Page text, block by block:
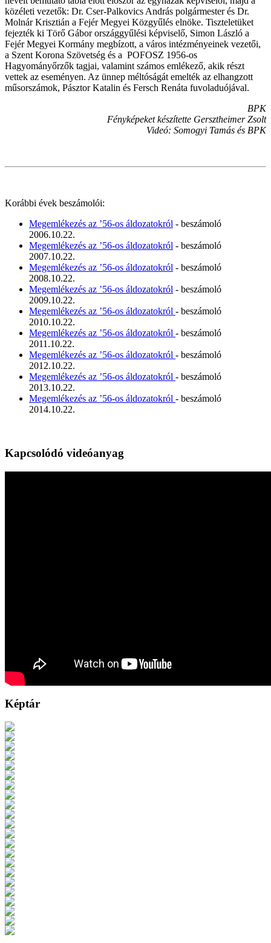
közéleti vezetők: Dr. Cser-Palkovics András polgármester és Dr.
Molnár Krisztián a Fejér Megyei Közgyűlés elnöke. Tiszteletüket
fejezték ki Törő Gábor országgyűlési képviselő, Simon László a
Fejér Megyei Kormány megbízott, a város intézményeinek vezetői,
a Szent Korona Szövetség és a POFOSZ 1956-os
Hagyományőrzők tagjai, valamint számos emlékező, akik részt
vettek az eseményen. Az ünnep méltóságát emelték az elhangzott
műsorszámok, Pásztor Katalin és Fersch Renáta fuvoladuójával.
BPK
Fényképeket készítette Gersztheimer Zsolt
Videó: Somogyi Tamás és BPK
Korábbi évek beszámolói:
Megemlékezés az ’56-os áldozatokról - beszámoló
2006.10.22.
Megemlékezés az ’56-os áldozatokról - beszámoló
2007.10.22.
Megemlékezés az ’56-os áldozatokról - beszámoló
2008.10.22.
Megemlékezés az ’56-os áldozatokról - beszámoló
2009.10.22.
Megemlékezés az ’56-os áldozatokról - beszámoló
2010.10.22.
Megemlékezés az ’56-os áldozatokról - beszámoló
2011.10.22.
Megemlékezés az ’56-os áldozatokról - beszámoló
2012.10.22.
Megemlékezés az ’56-os áldozatokról - beszámoló
2013.10.22.
Megemlékezés az ’56-os áldozatokról - beszámoló
2014.10.22.
Kapcsolódó videóanyag
Képtár